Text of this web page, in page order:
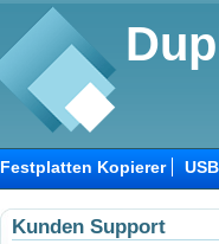
Kunden Support
Festplatten Kopierer